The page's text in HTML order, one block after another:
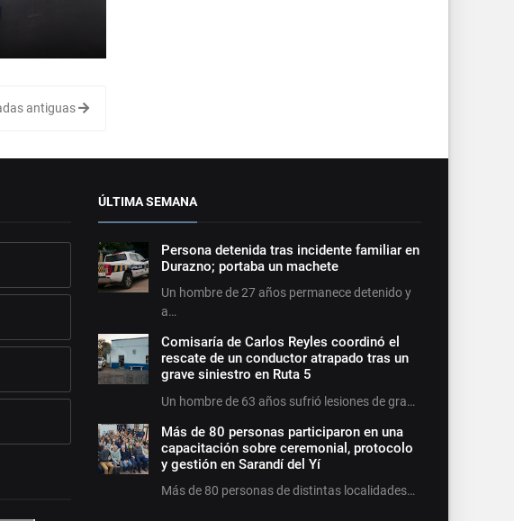
antiguas
ÚLTIMA SEMANA
Persona detenida tras incidente familiar en
Durazno; portaba un machete
Un hombre de 27 años permanece detenido y
a…
Comisaría de Carlos Reyles coordinó el
rescate de un conductor atrapado tras un
grave siniestro en Ruta 5
Un hombre de 63 años sufrió lesiones de gra…
Más de 80 personas participaron en una
capacitación sobre ceremonial, protocolo
y gestión en Sarandí del Yí
Más de 80 personas de distintas localidades…